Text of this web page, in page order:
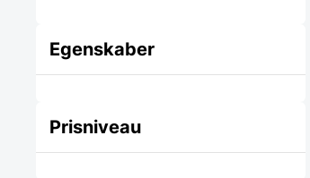
Egenskaber
Prisniveau